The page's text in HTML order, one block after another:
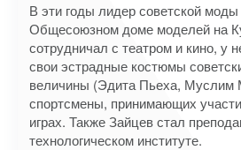
В эти годы лидер советской
Общесоюзном доме моделей на
сотрудничал с театром и кино, у
свои эстрадные костюмы
величины (Эдита Пьеха, Муслим
спортсмены, принимающих
играх. Также Зайцев стал
технологическом институте.